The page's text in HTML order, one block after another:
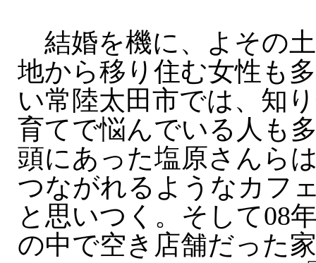
結婚を機に、よその土
地から移り住む女性も多
い常陸太田市では、知
育てで悩んでいる人も
頭にあった塩原さんら
つながれるようなカフ
と思いつく。そして08
の中で空き店舗だった